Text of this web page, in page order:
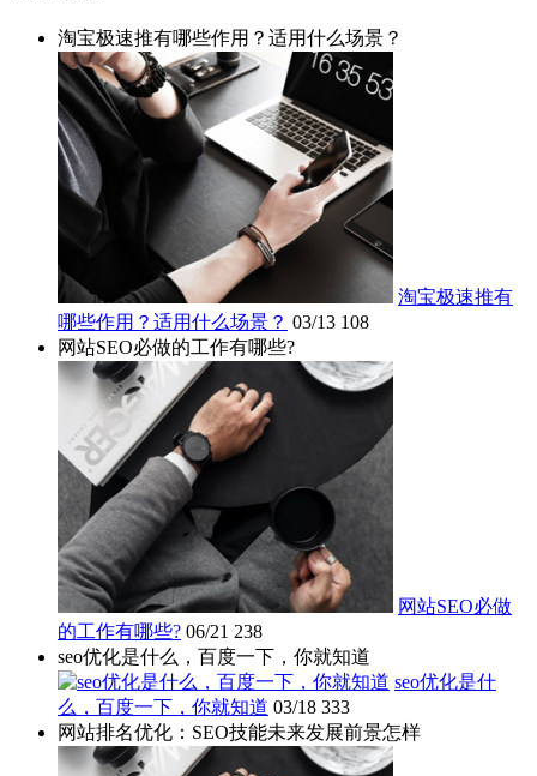
淘宝极速推有哪些作用？适用什么场景？
淘宝极速推有
哪些作用？适用什么场景？ 03/13 108
网站SEO必做的工作有哪些?
网站SEO必做
的工作有哪些? 06/21 238
seo优化是什么，百度一下，你就知道
seo优化是什
么，百度一下，你就知道 03/18 333
网站排名优化：SEO技能未来发展前景怎样